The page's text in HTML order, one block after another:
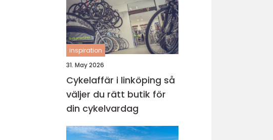
inspiration
31. May 2026
Cykelaffär i linköping så
väljer du rätt butik för
din cykelvardag